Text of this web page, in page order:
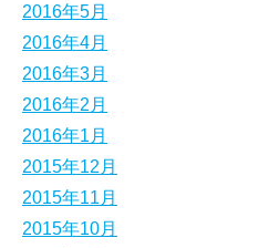
2016年5月
2016年4月
2016年3月
2016年2月
2016年1月
2015年12月
2015年11月
2015年10月